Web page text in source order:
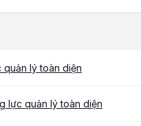
quản lý toàn diện
lực quản lý toàn diện